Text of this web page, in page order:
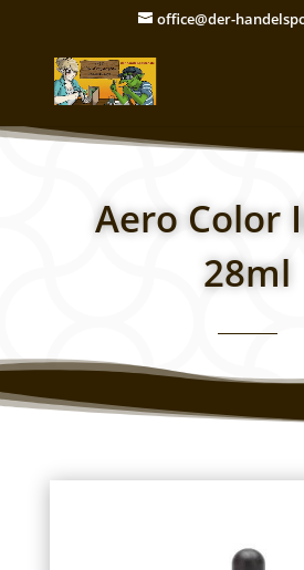
office@der-
Aero Color
28ml